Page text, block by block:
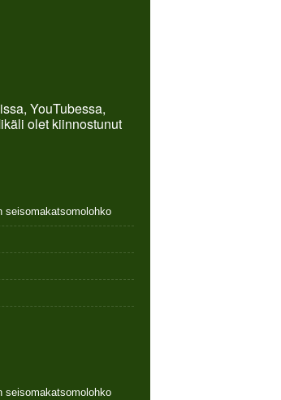
YouTubessa,
olet kiinnostunut
seisomakatsomolohko
seisomakatsomolohko